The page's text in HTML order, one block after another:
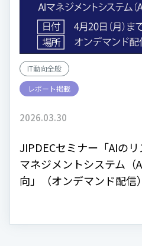
IT動向全般
レポート掲載
2026.03.30
JIPDECセミナー「AIの
マネジメントシステム（
向」（オンデマンド配信）